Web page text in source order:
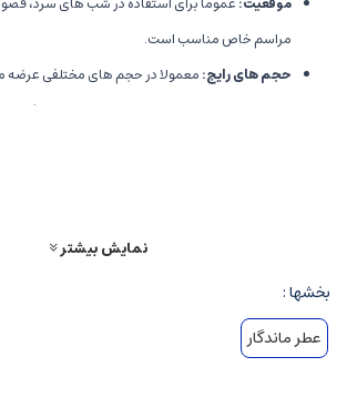
مراسم خاص مناسب است.
حجم های رایج:
حس گرما و شادابی را آغاز می کنند.
نت های میانی
غنی و پیچیده عطر را شکل دهند.
نمایش بیشتر
بخشها :
عطر ماندگار